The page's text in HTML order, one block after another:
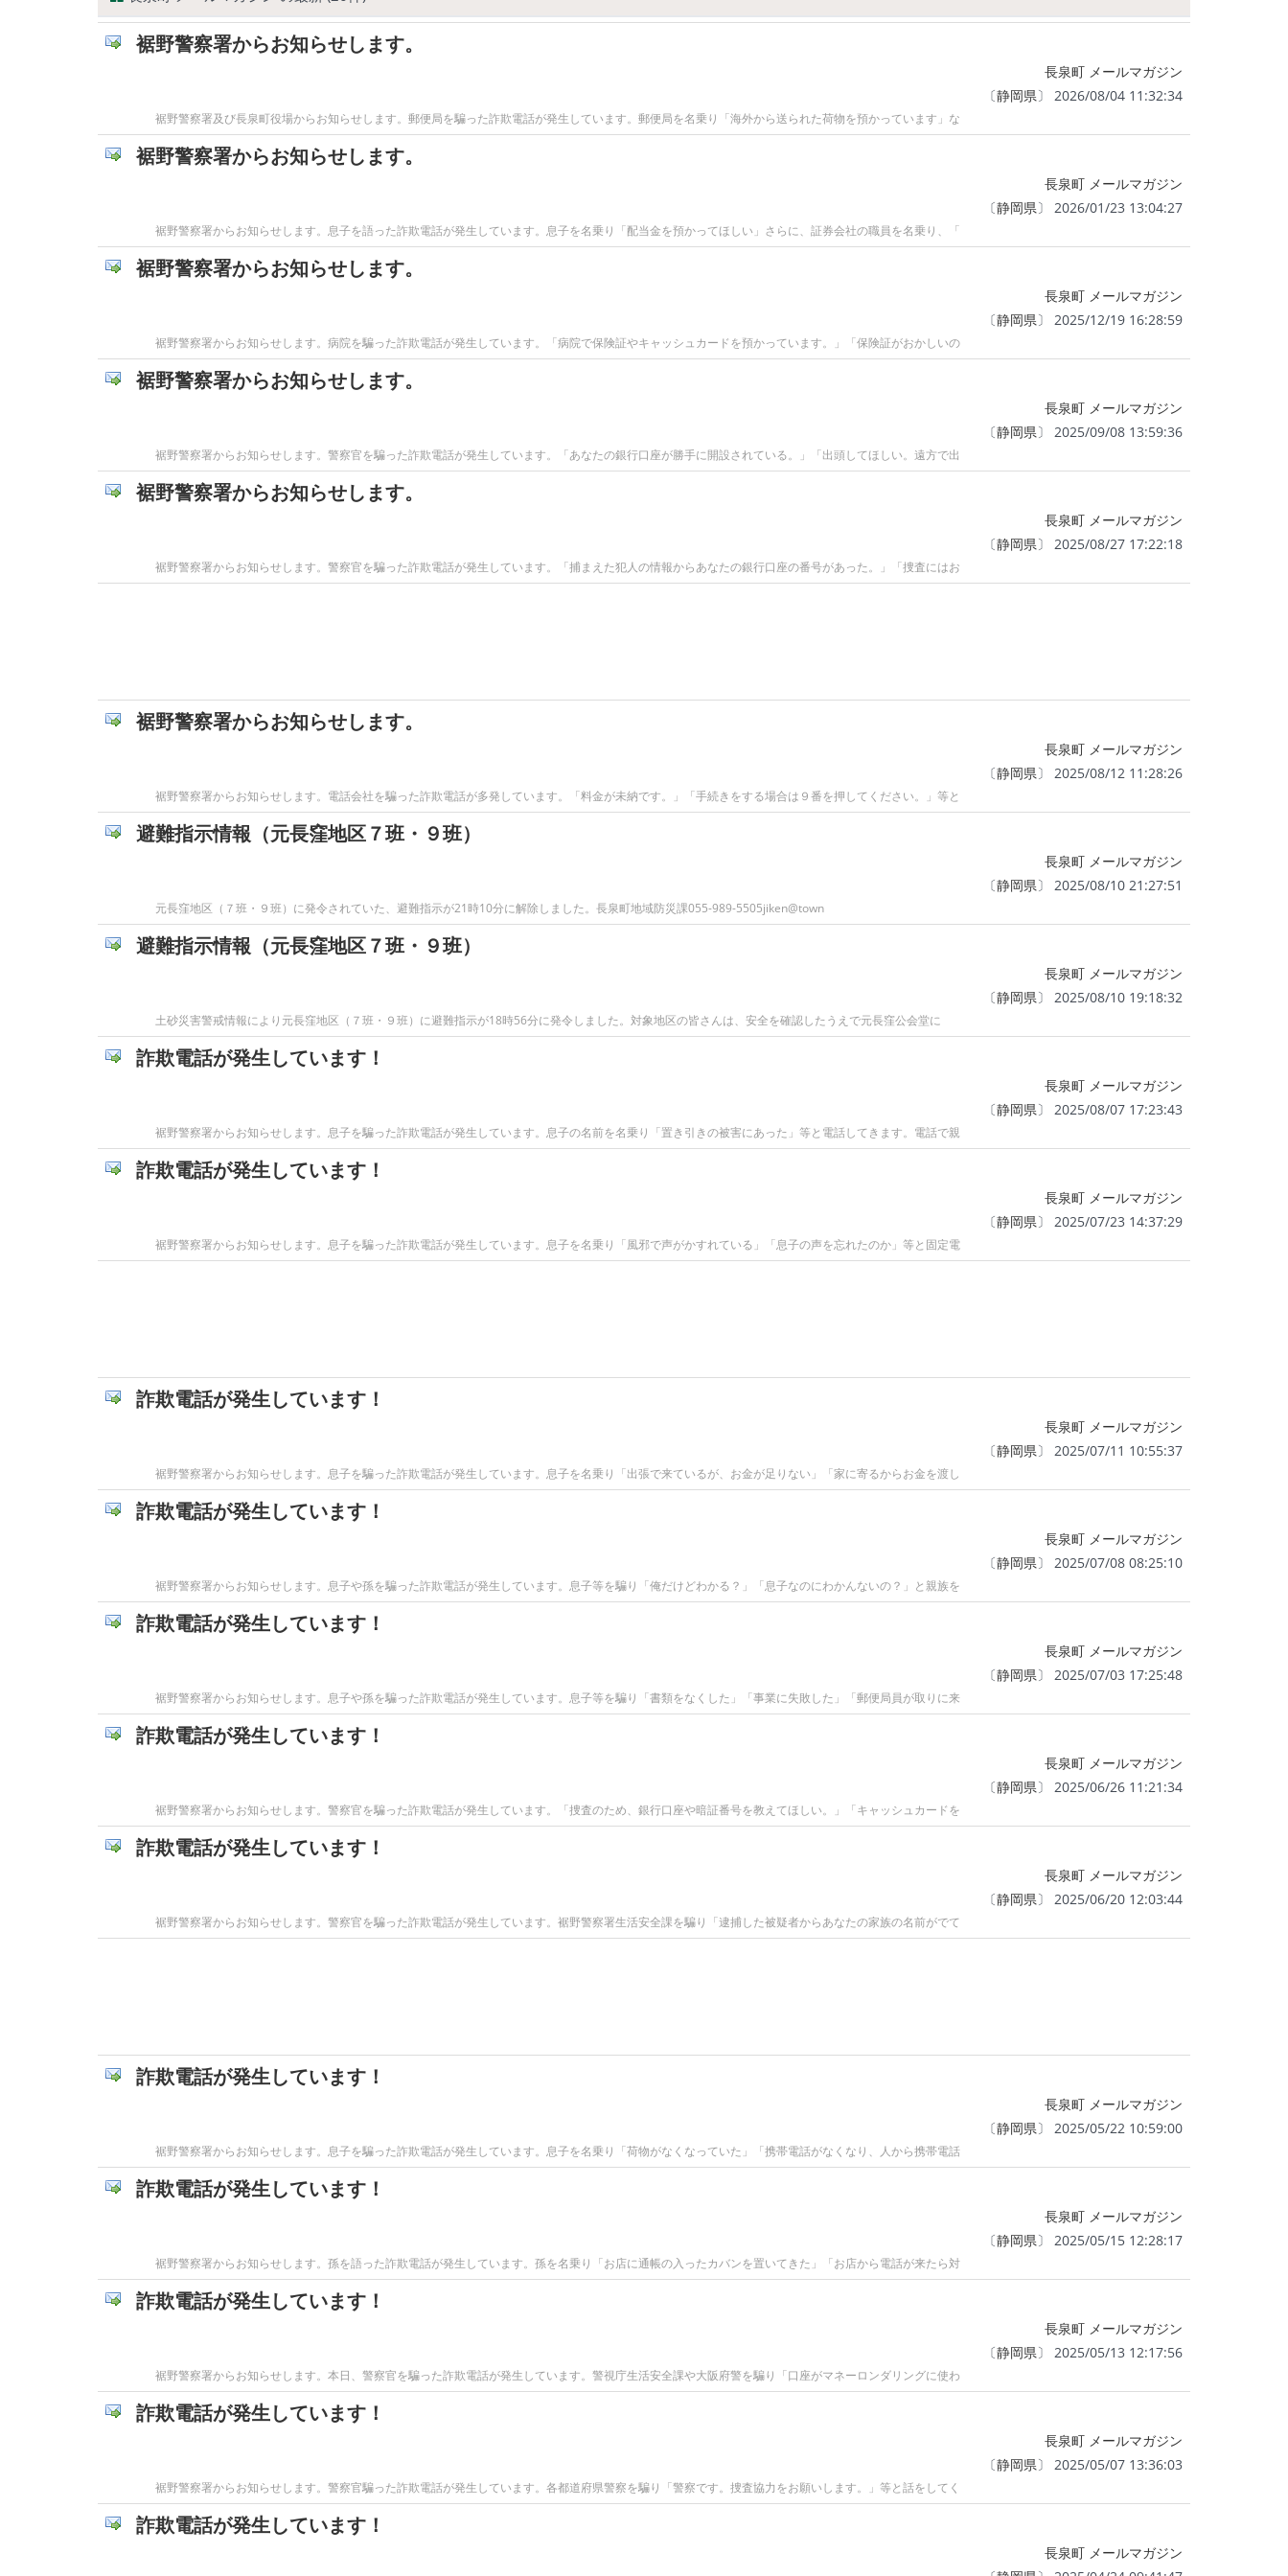
裾野警察署からお知らせします。
長泉町 メールマガジン
〔静岡県〕 2026/08/04 11:32:34
裾野警察署及び長泉町役場からお知らせします。郵便局を騙った詐欺電話が発生しています。郵便局を名乗り「海外から送られた荷物を預かっています」な
裾野警察署からお知らせします。
長泉町 メールマガジン
〔静岡県〕 2026/01/23 13:04:27
裾野警察署からお知らせします。息子を語った詐欺電話が発生しています。息子を名乗り「配当金を預かってほしい」さらに、証券会社の職員を名乗り、「
裾野警察署からお知らせします。
長泉町 メールマガジン
〔静岡県〕 2025/12/19 16:28:59
裾野警察署からお知らせします。病院を騙った詐欺電話が発生しています。「病院で保険証やキャッシュカードを預かっています。」「保険証がおかしいの
裾野警察署からお知らせします。
長泉町 メールマガジン
〔静岡県〕 2025/09/08 13:59:36
裾野警察署からお知らせします。警察官を騙った詐欺電話が発生しています。「あなたの銀行口座が勝手に開設されている。」「出頭してほしい。遠方で出
裾野警察署からお知らせします。
長泉町 メールマガジン
〔静岡県〕 2025/08/27 17:22:18
裾野警察署からお知らせします。警察官を騙った詐欺電話が発生しています。「捕まえた犯人の情報からあなたの銀行口座の番号があった。」「捜査にはお
裾野警察署からお知らせします。
長泉町 メールマガジン
〔静岡県〕 2025/08/12 11:28:26
裾野警察署からお知らせします。電話会社を騙った詐欺電話が多発しています。「料金が未納です。」「手続きをする場合は９番を押してください。」等と
避難指示情報（元長窪地区７班・９班）
長泉町 メールマガジン
〔静岡県〕 2025/08/10 21:27:51
元長窪地区（７班・９班）に発令されていた、避難指示が21時10分に解除しました。長泉町地域防災課055-989-5505jiken@town
避難指示情報（元長窪地区７班・９班）
長泉町 メールマガジン
〔静岡県〕 2025/08/10 19:18:32
土砂災害警戒情報により元長窪地区（７班・９班）に避難指示が18時56分に発令しました。対象地区の皆さんは、安全を確認したうえで元長窪公会堂に
詐欺電話が発生しています！
長泉町 メールマガジン
〔静岡県〕 2025/08/07 17:23:43
裾野警察署からお知らせします。息子を騙った詐欺電話が発生しています。息子の名前を名乗り「置き引きの被害にあった」等と電話してきます。電話で親
詐欺電話が発生しています！
長泉町 メールマガジン
〔静岡県〕 2025/07/23 14:37:29
裾野警察署からお知らせします。息子を騙った詐欺電話が発生しています。息子を名乗り「風邪で声がかすれている」「息子の声を忘れたのか」等と固定電
詐欺電話が発生しています！
長泉町 メールマガジン
〔静岡県〕 2025/07/11 10:55:37
裾野警察署からお知らせします。息子を騙った詐欺電話が発生しています。息子を名乗り「出張で来ているが、お金が足りない」「家に寄るからお金を渡し
詐欺電話が発生しています！
長泉町 メールマガジン
〔静岡県〕 2025/07/08 08:25:10
裾野警察署からお知らせします。息子や孫を騙った詐欺電話が発生しています。息子等を騙り「俺だけどわかる？」「息子なのにわかんないの？」と親族を
詐欺電話が発生しています！
長泉町 メールマガジン
〔静岡県〕 2025/07/03 17:25:48
裾野警察署からお知らせします。息子や孫を騙った詐欺電話が発生しています。息子等を騙り「書類をなくした」「事業に失敗した」「郵便局員が取りに来
詐欺電話が発生しています！
長泉町 メールマガジン
〔静岡県〕 2025/06/26 11:21:34
裾野警察署からお知らせします。警察官を騙った詐欺電話が発生しています。「捜査のため、銀行口座や暗証番号を教えてほしい。」「キャッシュカードを
詐欺電話が発生しています！
長泉町 メールマガジン
〔静岡県〕 2025/06/20 12:03:44
裾野警察署からお知らせします。警察官を騙った詐欺電話が発生しています。裾野警察署生活安全課を騙り「逮捕した被疑者からあなたの家族の名前がでて
詐欺電話が発生しています！
長泉町 メールマガジン
〔静岡県〕 2025/05/22 10:59:00
裾野警察署からお知らせします。息子を騙った詐欺電話が発生しています。息子を名乗り「荷物がなくなっていた」「携帯電話がなくなり、人から携帯電話
詐欺電話が発生しています！
長泉町 メールマガジン
〔静岡県〕 2025/05/15 12:28:17
裾野警察署からお知らせします。孫を語った詐欺電話が発生しています。孫を名乗り「お店に通帳の入ったカバンを置いてきた」「お店から電話が来たら対
詐欺電話が発生しています！
長泉町 メールマガジン
〔静岡県〕 2025/05/13 12:17:56
裾野警察署からお知らせします。本日、警察官を騙った詐欺電話が発生しています。警視庁生活安全課や大阪府警を騙り「口座がマネーロンダリングに使わ
詐欺電話が発生しています！
長泉町 メールマガジン
〔静岡県〕 2025/05/07 13:36:03
裾野警察署からお知らせします。警察官騙った詐欺電話が発生しています。各都道府県警察を騙り「警察です。捜査協力をお願いします。」等と話をしてく
詐欺電話が発生しています！
長泉町 メールマガジン